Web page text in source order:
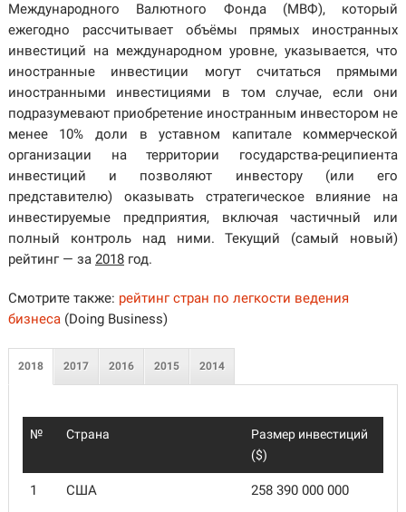
Международного Валютного Фонда (МВФ), который
ежегодно рассчитывает объёмы прямых иностранных
инвестиций на международном уровне, указывается, что
иностранные инвестиции могут считаться прямыми
иностранными инвестициями в том случае, если они
подразумевают приобретение иностранным инвестором не
менее 10% доли в уставном капитале коммерческой
организации на территории государства-реципиента
инвестиций и позволяют инвестору (или его
представителю) оказывать стратегическое влияние на
инвестируемые предприятия, включая частичный или
полный контроль над ними. Текущий (самый новый)
рейтинг — за 2018год.
Смотрите также: рейтинг стран по легкости ведения
бизнеса(Doing Business)
2018 2017 2016 2015 2014
№ Страна
Размер инвестиций
($)
1 США 258 390 000 000